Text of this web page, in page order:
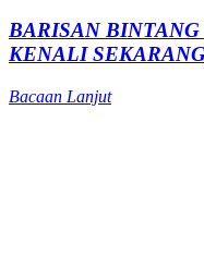
BARISAN
KENALI
Bacaan Lanjut